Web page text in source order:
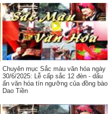
Chuyên mục Sắc màu văn hóa ngày
30/6/2025: Lễ cấp sắc 12 đèn - dấu
ấn văn hóa tín ngưỡng của đồng bào
Dao Tiền